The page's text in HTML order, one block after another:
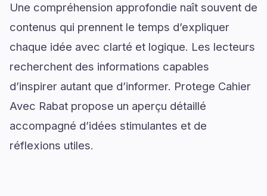
Une compréhension approfondie naît souvent de
contenus qui prennent le temps d’expliquer
chaque idée avec clarté et logique. Les lecteurs
recherchent des informations capables
d’inspirer autant que d’informer. Protege Cahier
Avec Rabat propose un aperçu détaillé
accompagné d’idées stimulantes et de
réflexions utiles.